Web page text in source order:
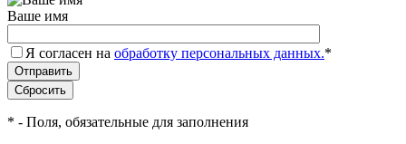
Ваше имя
Я согласен на обработку персональных данных.*
* - Поля, обязательные для заполнения